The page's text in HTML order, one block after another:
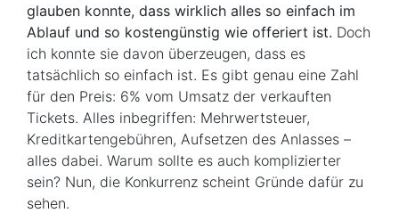
glauben konnte, dass wirklich alles so einfach im
Ablauf und so kostengünstig wie offeriert ist. Doch
ich konnte sie davon überzeugen, dass es
tatsächlich so einfach ist. Es gibt genau eine Zahl
für den Preis: 6% vom Umsatz der verkauften
Tickets. Alles inbegriffen: Mehrwertsteuer,
Kreditkartengebühren, Aufsetzen des Anlasses –
alles dabei. Warum sollte es auch komplizierter
sein? Nun, die Konkurrenz scheint Gründe dafür zu
sehen.